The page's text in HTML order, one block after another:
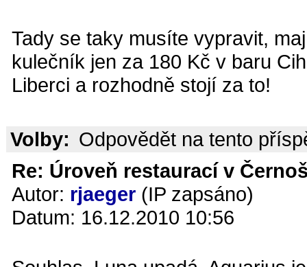
Tady se taky musíte vypravit,
kulečník jen za 180 Kč v baru
Liberci a rozhodně stojí za to!
Volby: Odpovědět na tento
Re: Úroveň restaurací v
Autor: rjaeger (IP zapsáno)
Datum: 16.12.2010 10:56